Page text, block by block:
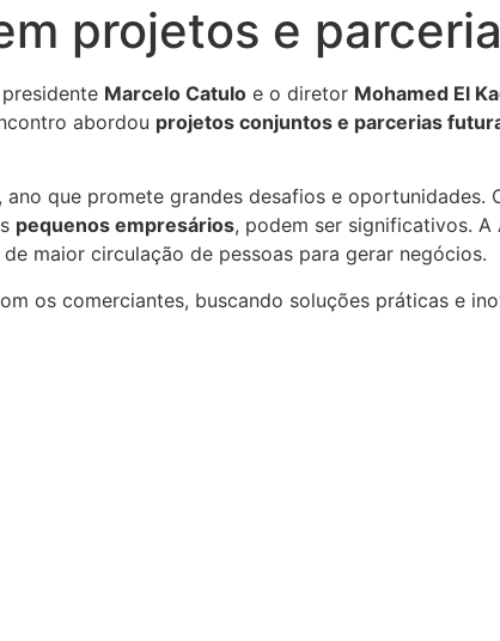
projetos e
Marcelo Catulo e o diretor Mohamed El
abordou projetos conjuntos e parcerias
, ano que promete grandes desafios e oportunidades.
pequenos empresários, podem ser significativos. A
maior circulação de pessoas para gerar negócios.
os comerciantes, buscando soluções práticas e